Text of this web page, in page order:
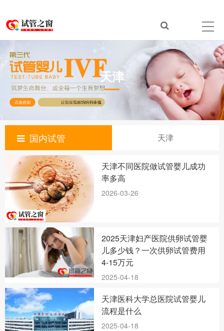
天津
国内试管 天津
天津不同医院做试管婴儿成功
率多高
2026-03-26
2025天津妇产医院供卵试管婴
儿多少钱？一次供卵试管费用
4-15万元
2025-04-18
天津医科大学总医院试管婴儿
流程是什么
2025-04-18